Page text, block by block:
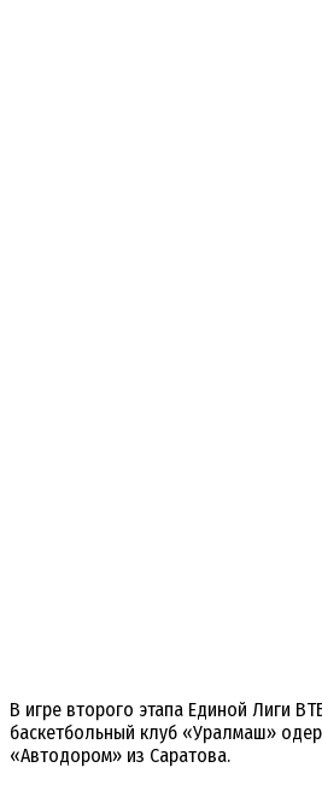
В игре второго этапа Единой Лиги
баскетбольный клуб «Уралмаш»
«Автодором» из Саратова.